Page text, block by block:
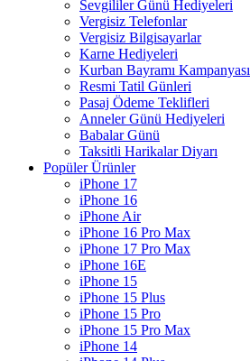
Sevgililer Günü Hediyeleri
Vergisiz Telefonlar
Vergisiz Bilgisayarlar
Karne Hediyeleri
Kurban Bayramı Kampanyası
Resmi Tatil Günleri
Pasaj Ödeme Teklifleri
Anneler Günü Hediyeleri
Babalar Günü
Taksitli Harikalar Diyarı
Popüler Ürünler
iPhone 17
iPhone 16
iPhone Air
iPhone 16 Pro Max
iPhone 17 Pro Max
iPhone 16E
iPhone 15
iPhone 15 Plus
iPhone 15 Pro
iPhone 15 Pro Max
iPhone 14